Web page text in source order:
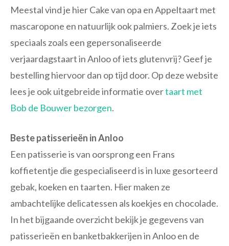
Meestal vind je hier Cake van opa en Appeltaart met
mascaropone en natuurlijk ook palmiers. Zoek je iets
speciaals zoals een gepersonaliseerde
verjaardagstaart in Anloo of iets glutenvrij? Geef je
bestelling hiervoor dan op tijd door. Op deze website
lees je ook uitgebreide informatie overtaart met
Bob de Bouwer bezorgen.
Beste patisserieën in Anloo
Een patisserie is van oorsprong een Frans
koffietentje die gespecialiseerd is in luxe gesorteerd
gebak, koeken en taarten. Hier maken ze
ambachtelijke delicatessen als koekjes en chocolade.
In het bijgaande overzicht bekijk je gegevens van
patisserieën en banketbakkerijen in Anloo en de